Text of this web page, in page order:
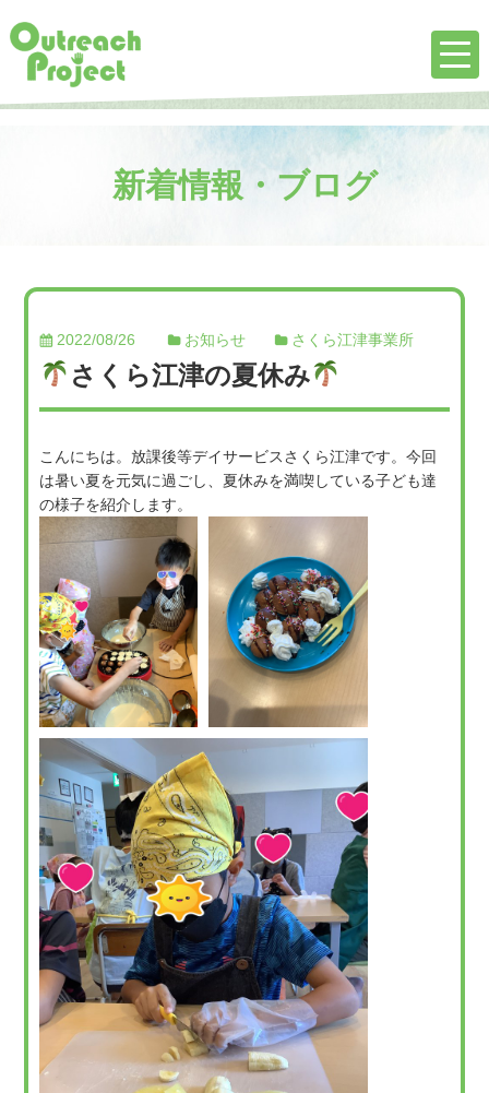
新着情報・ブログ
2022/08/26 お知らせ さくら江津事業所
さくら江津の夏休み
こんにちは。放課後等デイサービスさくら江津です。今回
は暑い夏を元気に過ごし、夏休みを満喫している子ども達
の様子を紹介します。